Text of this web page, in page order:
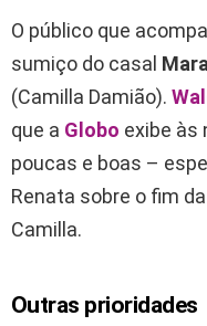
O público que
sumiço do casal Mara
(Camilla Damião).
que a Globo exibe às
poucas e boas –
Renata sobre o fim
Camilla.
Outras prioridades